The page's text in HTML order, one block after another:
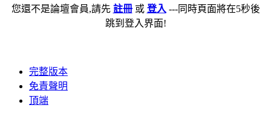
您還不是論壇會員,請先 註冊或 登入 ---同時頁面將在5秒後
跳到登入界面!
完整版本
免責聲明
頂端